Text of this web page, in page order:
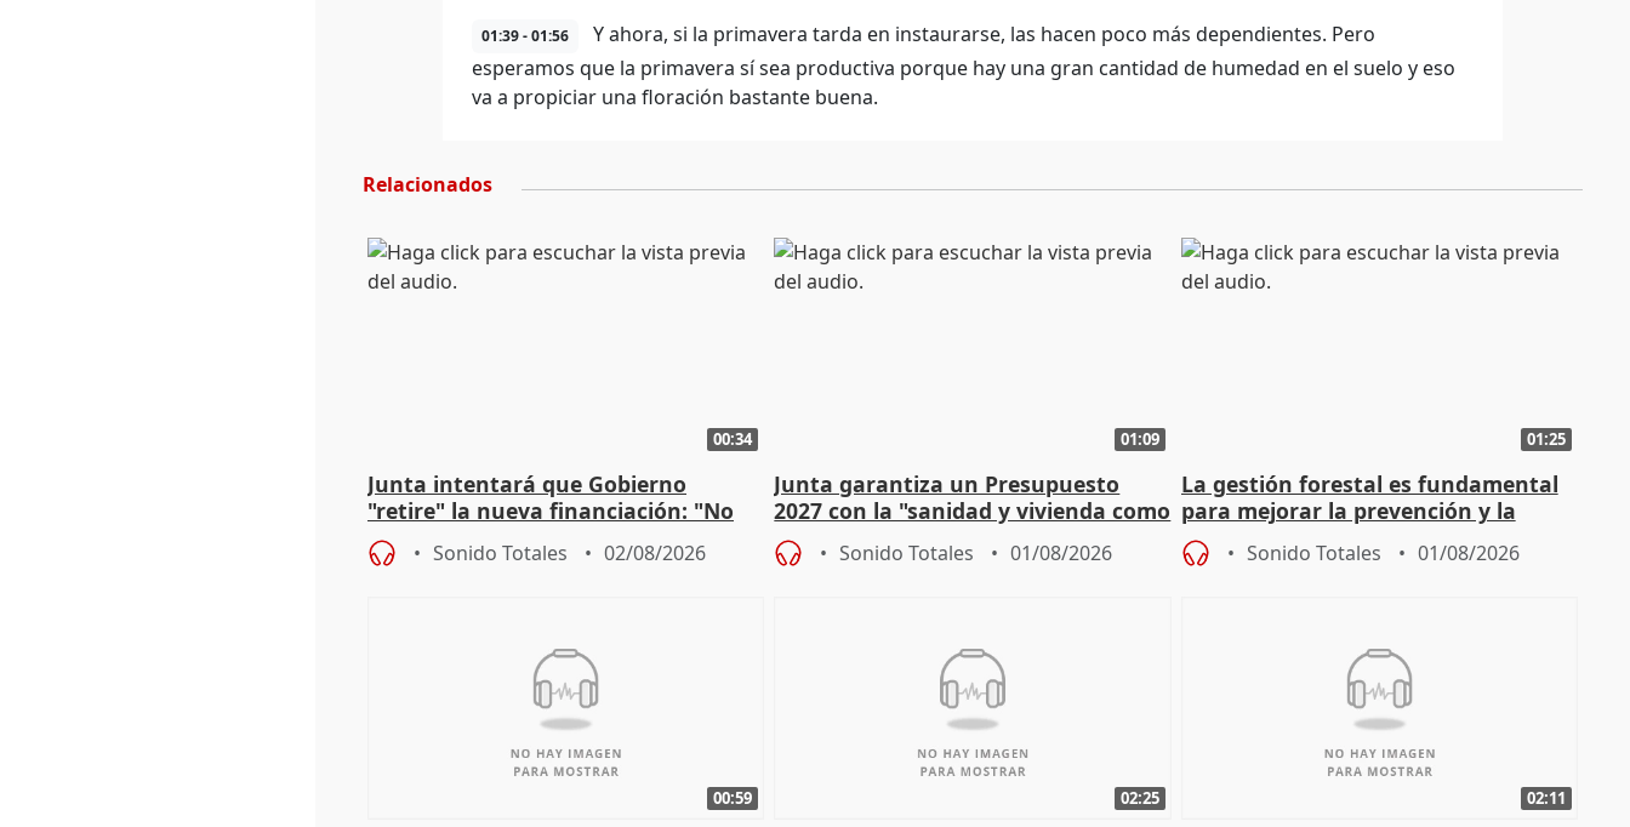
01:39 - 01:56
Y ahora, si la primavera tarda en instaurarse, las hacen poco más dependientes. Pero
esperamos que la primavera sí sea productiva porque hay una gran cantidad de humedad en el suelo y eso
va a propiciar una floración bastante buena.
Relacionados
00:34
Junta intentará que Gobierno
"retire" la nueva financiación: "No
puede ser saqueo a las arcas"
Sonido Totales 02/08/2026
01:09
Junta garantiza un Presupuesto
2027 con la "sanidad y vivienda como
prioridades"
Sonido Totales 01/08/2026
01:25
La gestión forestal es fundamental
para mejorar la prevención y la
actuación frente a incendios
Sonido Totales 01/08/2026
00:59 02:25 02:11